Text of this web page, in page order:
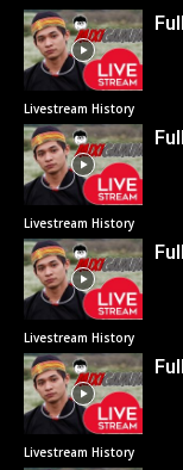
Livestream History
Livestream History
Livestream History
Livestream History